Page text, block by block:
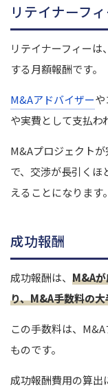
リテイナーフ
リテイナーフィー
する月額報酬です。
M&Aアドバイザー
や実費として支払わ
M&Aプロジェクト
で、交渉が長引くほ
えることになります。
成功報酬
成功報酬は、 M&Aが
り、M&A手数料の
この手数料は、
ものです。
成功報酬費用の算